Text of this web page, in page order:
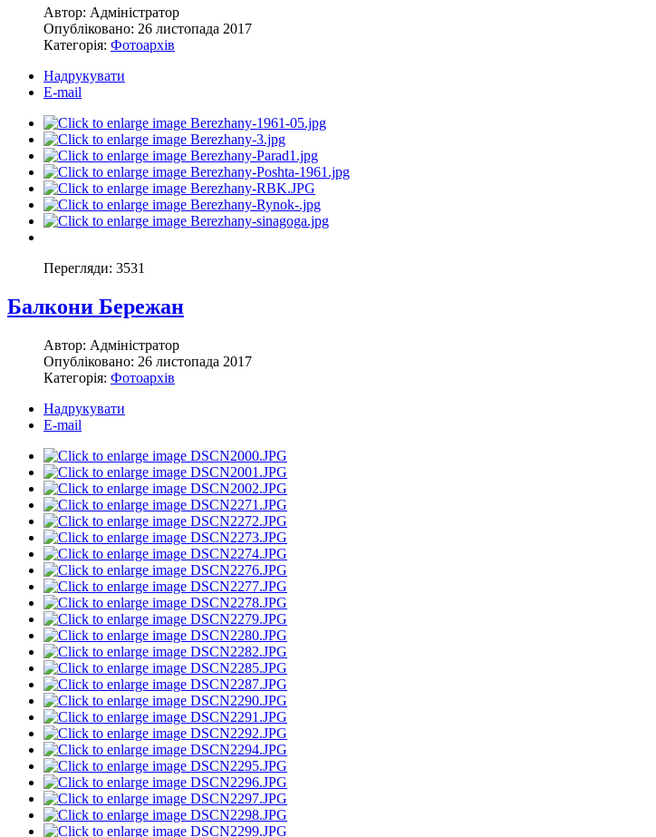
Автор: Адміністратор
Опубліковано: 26 листопада 2017
Категорія: Фотоархів
Надрукувати
E-mail
Перегляди: 3531
Балкони Бережан
Автор: Адміністратор
Опубліковано: 26 листопада 2017
Категорія: Фотоархів
Надрукувати
E-mail